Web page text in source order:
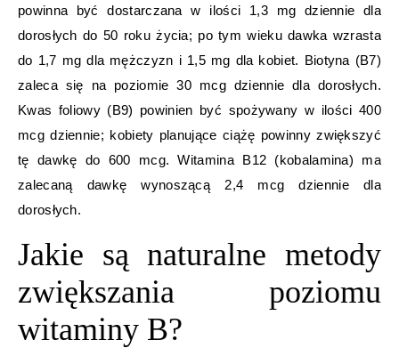
powinna być dostarczana w ilości 1,3 mg dziennie dla
dorosłych do 50 roku życia; po tym wieku dawka wzrasta
do 1,7 mg dla mężczyzn i 1,5 mg dla kobiet. Biotyna (B7)
zaleca się na poziomie 30 mcg dziennie dla dorosłych.
Kwas foliowy (B9) powinien być spożywany w ilości 400
mcg dziennie; kobiety planujące ciążę powinny zwiększyć
tę dawkę do 600 mcg. Witamina B12 (kobalamina) ma
zalecaną dawkę wynoszącą 2,4 mcg dziennie dla
dorosłych.
Jakie są naturalne metody
zwiększania poziomu
witaminy B?